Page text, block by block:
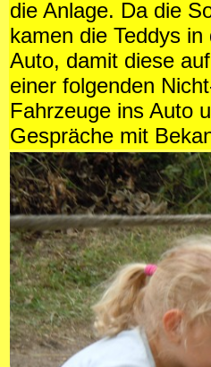
die Anlage. Da die
kamen die Teddys
Auto, damit diese
einer folgenden
Fahrzeuge ins Auto
Gespräche mit